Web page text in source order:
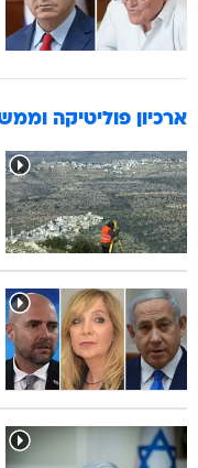
ארכיון פוליטיקה וממשל -